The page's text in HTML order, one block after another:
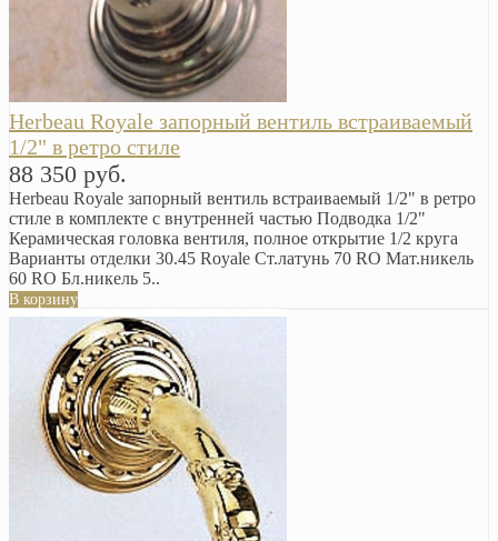
Herbeau Royale запорный вентиль встраиваемый
1/2" в ретро стиле
88 350 руб.
Herbeau Royale запорный вентиль встраиваемый 1/2" в ретро
стиле в комплекте с внутренней частью Подводка 1/2"
Керамическая головка вентиля, полное открытие 1/2 круга
Варианты отделки 30.45 Royale Ст.латунь 70 RO Мат.никель
60 RO Бл.никель 5..
В корзину